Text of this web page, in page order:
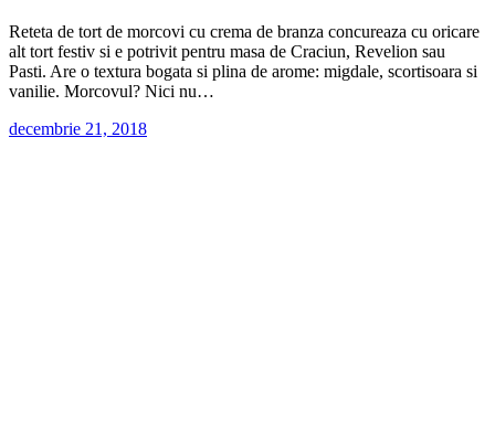
Reteta de tort de morcovi cu crema de branza concureaza cu oricare
alt tort festiv si e potrivit pentru masa de Craciun, Revelion sau
Pasti. Are o textura bogata si plina de arome: migdale, scortisoara si
vanilie. Morcovul? Nici nu…
decembrie 21, 2018